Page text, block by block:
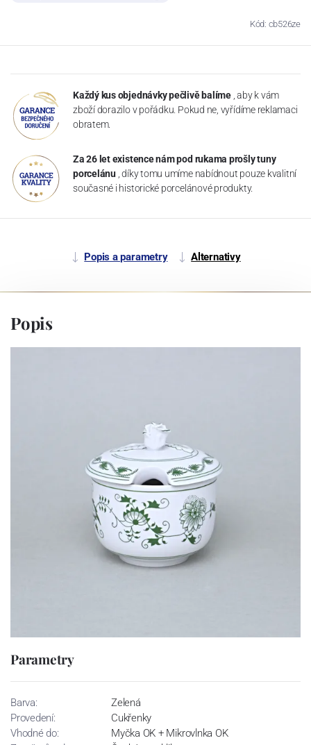
Kód: cb526ze
Každý kus objednávky pečlivě balíme , aby k vám
zboží dorazilo v pořádku. Pokud ne, vyřídíme reklamaci
obratem.
Za 26 let existence nám pod rukama prošly tuny
porcelánu , díky tomu umíme nabídnout pouze kvalitní
současné i historické porcelánové produkty.
Popis a parametry Alternativy
Popis
Parametry
Barva:
Zelená
Provedení:
Cukřenky
Vhodné do:
Myčka OK + Mikrovlnka OK